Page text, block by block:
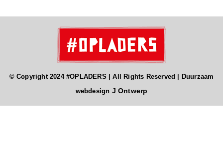
© Copyright 2024 #OPLADERS | All Rights Reserved | Duurzaam
webdesign J Ontwerp